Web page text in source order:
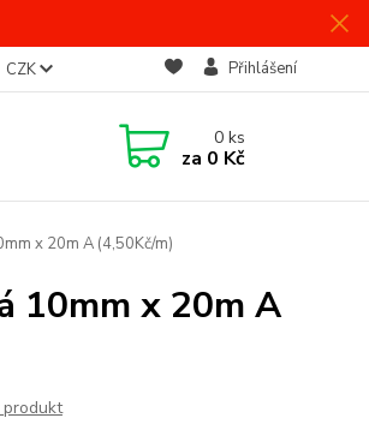
CZK Přihlášení
0ks
za 0 Kč
x 20m A (4,50Kč/m)
10mm x 20m A